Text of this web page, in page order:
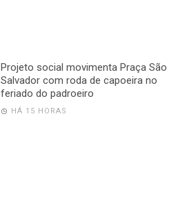
Projeto social movimenta Praça São
Salvador com roda de capoeira no
feriado do padroeiro
HÁ 15 HORAS